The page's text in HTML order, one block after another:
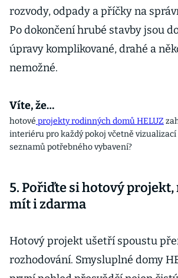
rozvody, odpady a příčky na
Po dokončení hrubé stavby jsou
úpravy komplikované, drahé a
nemožné.
Víte, že…
hotové projekty rodinných domů HELUZ
interiéru pro každý pokoj včetně
seznamů potřebného vybavení?
5. Pořiďte si hotový projekt,
mít i zdarma
Hotový projekt ušetří spoustu
rozhodování. Smysluplné domy